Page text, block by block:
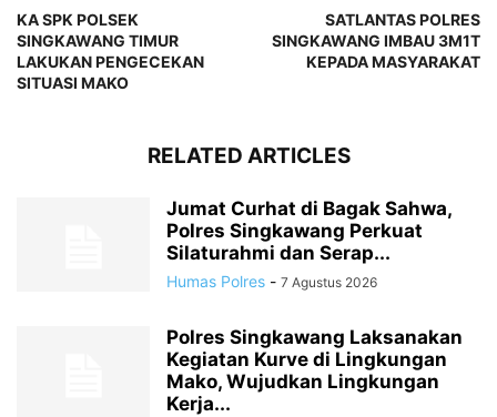
KA SPK POLSEK
SINGKAWANG TIMUR
LAKUKAN PENGECEKAN
SITUASI MAKO
SATLANTAS POLRES
SINGKAWANG IMBAU 3M1T
KEPADA MASYARAKAT
RELATED ARTICLES
Jumat Curhat di Bagak Sahwa,
Polres Singkawang Perkuat
Silaturahmi dan Serap...
Humas Polres - 7 Agustus 2026
Polres Singkawang Laksanakan
Kegiatan Kurve di Lingkungan
Mako, Wujudkan Lingkungan
Kerja...